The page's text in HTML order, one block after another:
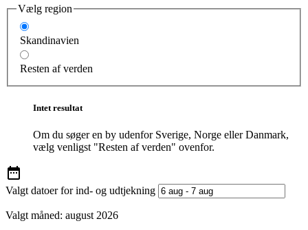
Vælg region
Skandinavien
Resten af verden
Intet resultat
Om du søger en by udenfor Sverige, Norge eller Danmark,
vælg venligst "Resten af verden" ovenfor.
Valgt datoer for ind- og udtjekning
Valgt måned: august 2026